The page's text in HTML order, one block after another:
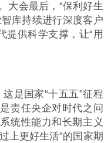
大会最后，“保利好生
库持续进行深度客户
提供科学支撑，让“用
是国家“十五五”征程
责任央企对时代之问
统性能力和长期主义
上更好生活”的国家期